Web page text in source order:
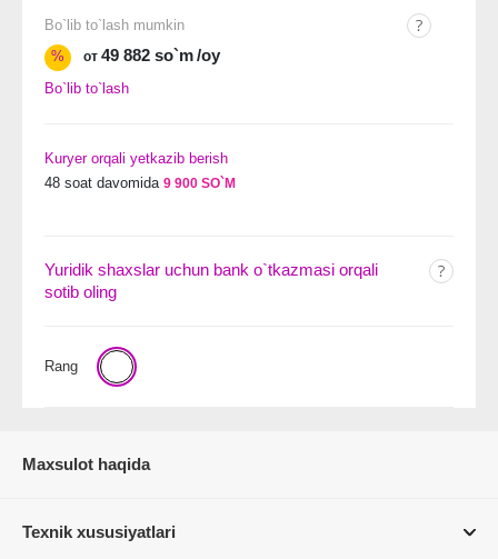
Bo`lib to`lash mumkin
%
от 49 882 so`m/oy
Bo`lib to`lash
Kuryer orqali yetkazib berish
48 soat davomida 9 900 SO`M
Yuridik shaxslar uchun bank o`tkazmasi orqali
sotib oling
Rang
Maxsulot haqida
Texnik xususiyatlari